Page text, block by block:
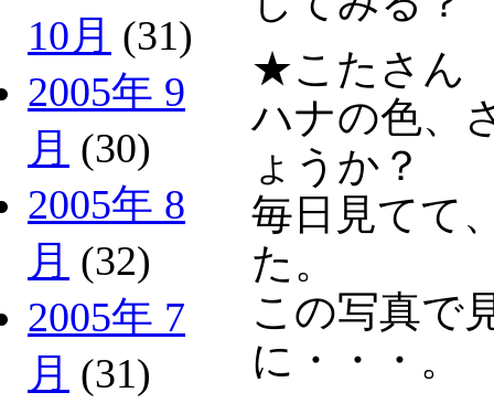
10月 (31)
2005年 9
月 (30)
2005年 8
月 (32)
2005年 7
月 (31)
★こたさん
ハナの色、
ょうか？
毎日見てて
た。
この写真で
に・・・。